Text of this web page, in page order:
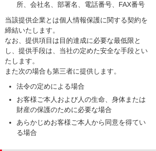
所、会社名、部署名、電話番号、FAX番号
当該提供企業とは個人情報保護に関する契約を
締結いたします。
なお、提供項目は目的達成に必要な最低限と
し、提供手段は、当社の定めた安全な手段とい
たします。
また次の場合も第三者に提供します。
法令の定めによる場合
お客様ご本人および人の生命、身体または
財産の保護のために必要な場合
あらかじめお客様ご本人から同意を得てい
る場合